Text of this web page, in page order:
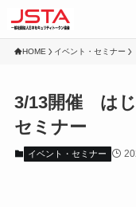
HOME イベント・セミナー
3/13開催 はじ
セミナー
イベント・セミナー